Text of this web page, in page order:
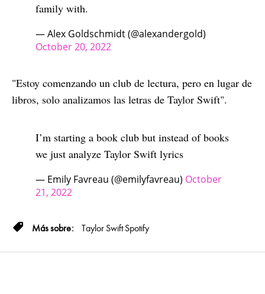
family with.
— Alex Goldschmidt (@alexandergold)
October 20, 2022
"Estoy comenzando un club de lectura, pero en lugar de
libros, solo analizamos las letras de Taylor Swift".
I’m starting a book club but instead of books
we just analyze Taylor Swift lyrics
— Emily Favreau (@emilyfavreau) October
21, 2022
Taylor Swift Spotify